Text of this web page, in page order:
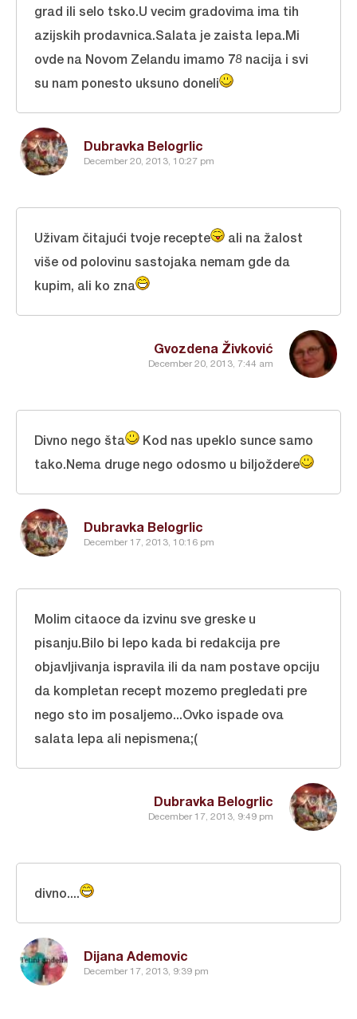
Dubravka Belogrlic
December 20, 2013, 10:27 pm
grad ili selo tsko.U vecim gradovima ima tih
azijskih prodavnica.Salata je zaista lepa.Mi
ovde na Novom Zelandu imamo 78 nacija i svi
su nam ponesto uksuno doneli
Gvozdena Živković
December 20, 2013, 7:44 am
Uživam čitajući tvoje recepte
ali na žalost
više od polovinu sastojaka nemam gde da
kupim, ali ko zna
Dubravka Belogrlic
December 17, 2013, 10:16 pm
Divno nego šta
Kod nas upeklo sunce samo
tako.Nema druge nego odosmo u biljoždere
Dubravka Belogrlic
December 17, 2013, 9:49 pm
Molim citaoce da izvinu sve greske u
pisanju.Bilo bi lepo kada bi redakcija pre
objavljivanja ispravila ili da nam postave opciju
da kompletan recept mozemo pregledati pre
nego sto im posaljemo...Ovko ispade ova
salata lepa ali nepismena;(
Dijana Ademovic
December 17, 2013, 9:39 pm
divno....